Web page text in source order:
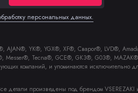
персональных данных.
YK®, YGX®, XF®, Сварог®, LVD®,
Tecna®, GCE®, GK3®, G03®,
компаний, и упоминаются исключительно
детали произведены под брендом